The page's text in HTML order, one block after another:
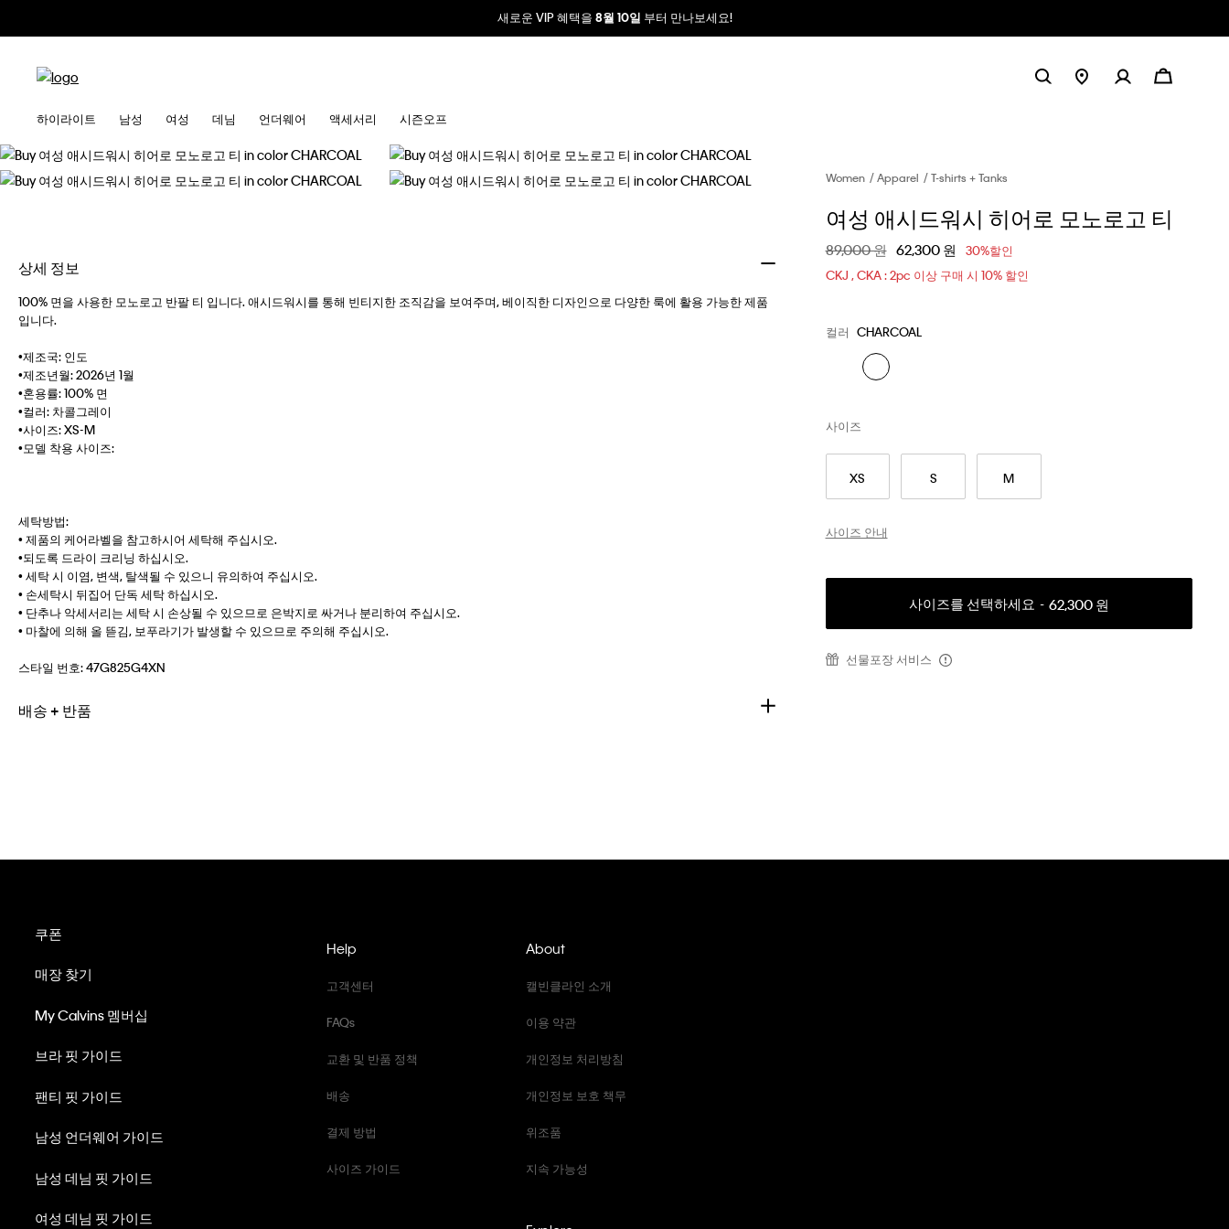
새로운 VIP 혜택을 8월 10일 부터 만나보세요!
하이라이트 남성 여성 데님 언더웨어 액세서리 시즌오프
상세 정보
100% 면을 사용한 모노로고 반팔 티 입니다. 애시드워시를 통해 빈티지한 조직감을 보여주며, 베이직한 디자인으로 다양한 룩에 활용 가능한 제품
입니다.
•제조국: 인도
•제조년월: 2026년 1월
•혼용률: 100% 면
•컬러: 차콜그레이
•사이즈: XS-M
•모델 착용 사이즈:
세탁방법:
• 제품의 케어라벨을 참고하시어 세탁해 주십시오.
•되도록 드라이 크리닝 하십시오.
• 세탁 시 이염, 변색, 탈색될 수 있으니 유의하여 주십시오.
• 손세탁시 뒤집어 단독 세탁 하십시오.
• 단추나 악세서리는 세탁 시 손상될 수 있으므로 은박지로 싸거나 분리하여 주십시오.
• 마찰에 의해 올 뜯김, 보푸라기가 발생할 수 있으므로 주의해 주십시오.
스타일 번호:47G825G4XN
배송 + 반품
Women Apparel T-shirts + Tanks
여성 애시드워시 히어로 모노로고 티
할인 전 가격
89,000 원할인된 가격
62,300 원
30%할인
CKJ , CKA : 2pc 이상 구매 시 10% 할인
컬러 CHARCOAL
XS S M
사이즈
사이즈 안내
사이즈를 선택하세요 62,300 원
선물포장 서비스
Help
고객센터
FAQs
교환 및 반품 정책
배송
결제 방법
사이즈 가이드
쿠폰
매장 찾기
My Calvins 멤버십
브라 핏 가이드
팬티 핏 가이드
남성 언더웨어 가이드
남성 데님 핏 가이드
여성 데님 핏 가이드
About
캘빈클라인 소개
이용 약관
개인정보 처리방침
개인정보 보호 책무
위조품
지속 가능성